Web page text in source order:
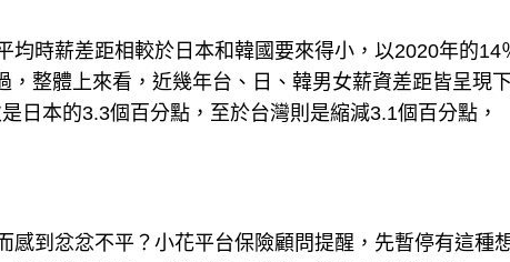
均時薪差距相較於日本和韓國要來得小，以2020年的14
整體上來看，近幾年台、日、韓男女薪資差距皆呈現
日本的3.3個百分點，至於台灣則是縮減3.1個百分點，
感到忿忿不平？小花平台保險顧問提醒，先暫停有這種